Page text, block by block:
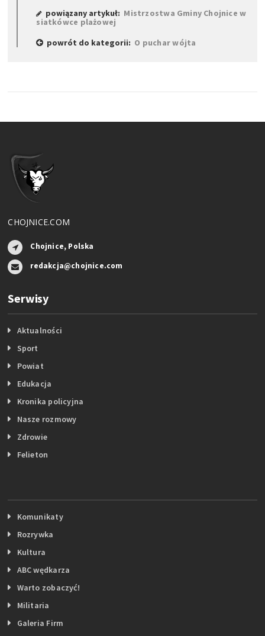
powiązany artykuł: Mistrzostwa Gminy Chojnice w
siatkówce plażowej
powrót do kategorii: O puchar wójta
CHOJNICE.COM
Chojnice, Polska
redakcja@chojnice.com
Serwisy
Aktualności
Sport
Powiat
Edukacja
Kronika policyjna
Nasze rozmowy
Zdrowie
Felieton
Komunikaty
Rozrywka
Kultura
ABC wędkarza
Warto zobaczyć!
Militaria
Galeria Firm